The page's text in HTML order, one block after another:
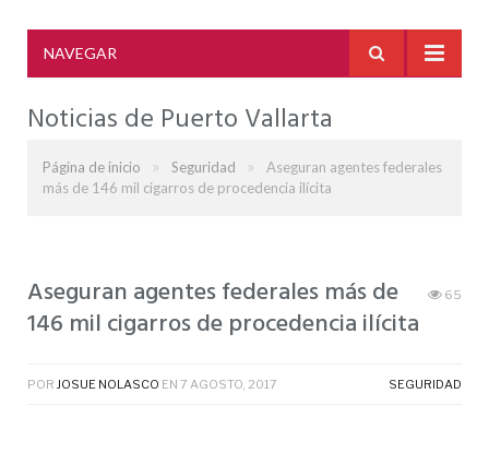
NAVEGAR
Noticias de Puerto Vallarta
Página de inicio » Seguridad »
Aseguran agentes federales
más de 146 mil cigarros de procedencia ilícita
Aseguran agentes federales más de
146 mil cigarros de procedencia ilícita
65
POR JOSUE NOLASCO EN 7 AGOSTO, 2017 SEGURIDAD